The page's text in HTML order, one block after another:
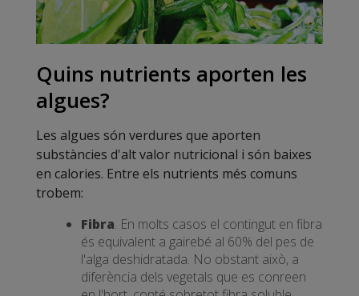
Quins nutrients aporten les
algues?
Les algues són verdures que aporten
substàncies d'alt valor nutricional i són baixes
en calories. Entre els nutrients més comuns
trobem:
Fibra. En molts casos el contingut en fibra
és equivalent a gairebé al 60% del pes de
l'alga deshidratada. No obstant això, a
diferència dels vegetals que es conreen